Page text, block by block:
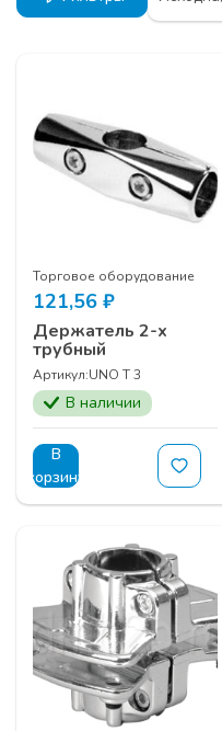
Торговое оборудование
121,56 ₽
Держатель 2-х
трубный
Артикул:UNO Т 3
В наличии
В
корзину